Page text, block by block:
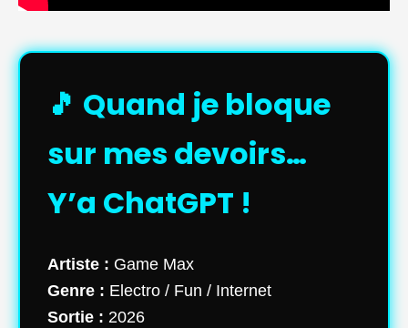
🎵 Quand je bloque
sur mes devoirs…
Y’a ChatGPT !
Artiste : Game Max
Genre : Electro / Fun / Internet
Sortie : 2026